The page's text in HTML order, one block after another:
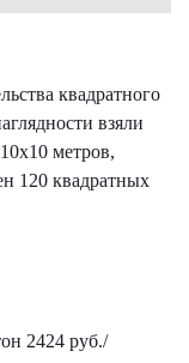
квадратного
взяли
метров,
120 квадратных
2424 руб./